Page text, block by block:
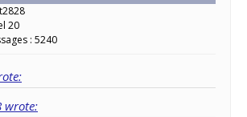
20
: 5240
wrote: